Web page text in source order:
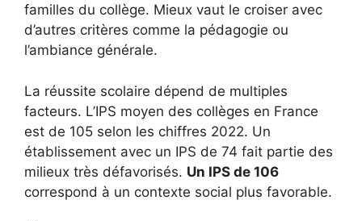
familles du collège. Mieux vaut le croiser avec
d’autres critères comme la pédagogie ou
l’ambiance générale.
La réussite scolaire dépend de multiples
facteurs. L’IPS moyen des collèges en France
est de 105 selon les chiffres 2022. Un
établissement avec un IPS de 74 fait partie des
milieux très défavorisés. Un IPS de 106
correspond à un contexte social plus favorable.